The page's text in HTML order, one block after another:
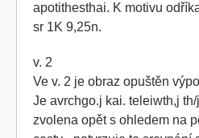
apotithesthai. K motivu
sr 1K 9,25n.
v. 2
Ve v. 2 je obraz opuštěn
Je avrchgo.j kai. teleiwth,j
zvolena opět s ohledem na